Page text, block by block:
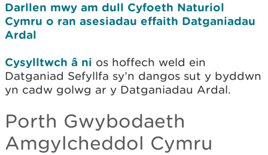
Darllen mwy am dull Cyfoeth Naturiol
Cymru o ran asesiadau effaith Datganiadau
Ardal
Cysylltwch â ni os hoffech weld ein
Datganiad Sefyllfa sy’n dangos sut y byddwn
yn cadw golwg ar y Datganiadau Ardal.
Porth Gwybodaeth
Amgylcheddol Cymru